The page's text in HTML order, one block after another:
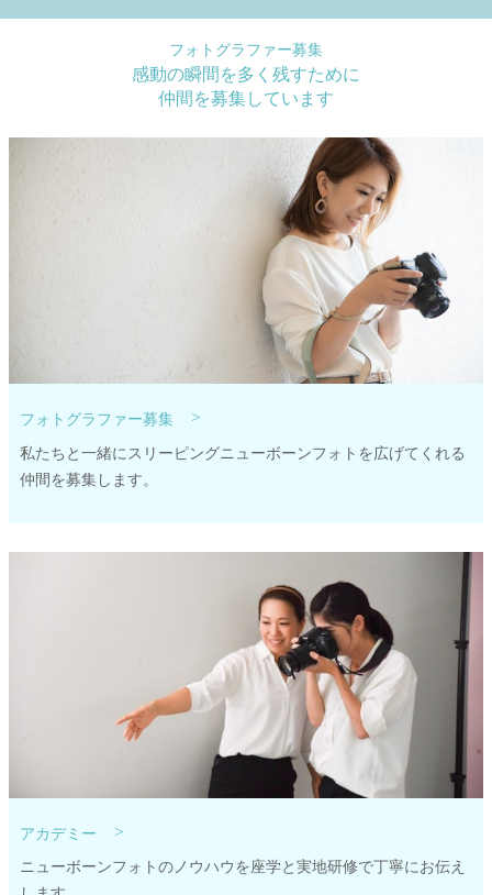
フォトグラファー募集
感動の瞬間を多く残すために
仲間を募集しています
フォトグラファー募集 >
私たちと一緒にスリーピングニューボーンフォトを広げてくれる
仲間を募集します。
アカデミー >
ニューボーンフォトのノウハウを座学と実地研修で丁寧にお伝え